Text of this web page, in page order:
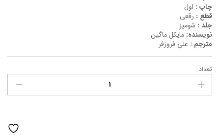
چاپ : اول
قطع : رقعی
جلد : شومیز
نویسنده: مایکل ماگین
مترجم : علی فروزفر
کتاب
مدیریت
موفق
تعداد